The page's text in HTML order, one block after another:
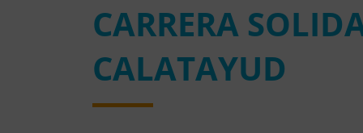
CARRERA
CALATAYUD